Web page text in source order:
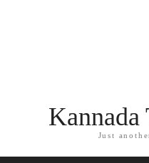
Kannada
Just